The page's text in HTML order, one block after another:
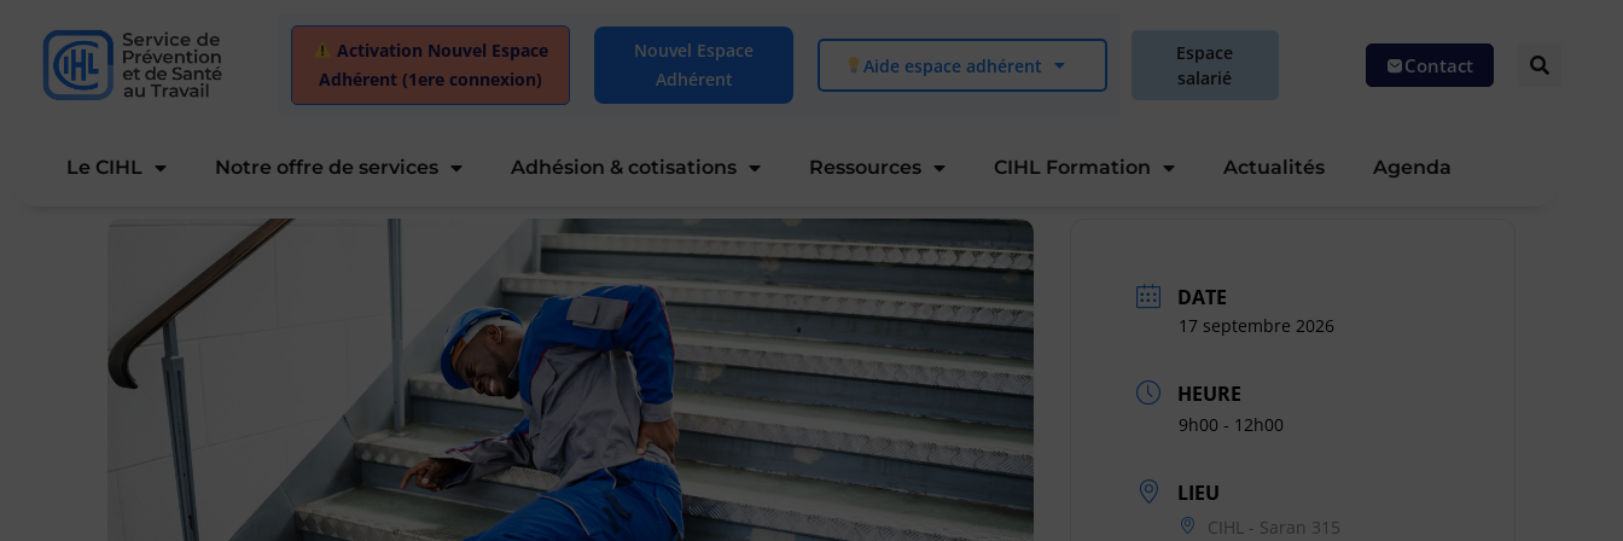
Activation Nouvel Espace
Adhérent (1ere connexion)
Nouvel Espace
Adhérent
Aide espace adhérent
Espace
salarié
Contact
Le CIHL Notre offre de services Adhésion & cotisations Ressources CIHL Formation Actualités Agenda
DATE
17 septembre 2026
HEURE
9h00 - 12h00
LIEU
CIHL - Saran 315